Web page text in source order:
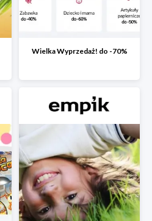
Wielka Wyprzedaż! do -70%